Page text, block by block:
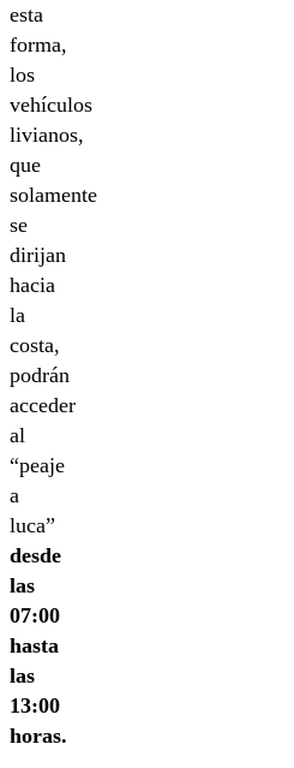
esta
forma,
los
vehículos
livianos,
que
solamente
se
dirijan
hacia
la
costa,
podrán
acceder
al
“peaje
a
luca”
desde
las
07:00
hasta
las
13:00
horas.